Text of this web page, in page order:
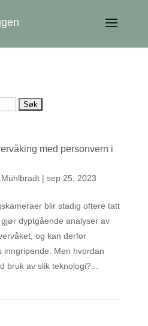
med personvern i
| sep 25, 2023
blir stadig oftere tatt
dyptgående analyser av
og kan derfor
Men hvordan
bruk av slik teknologi?...